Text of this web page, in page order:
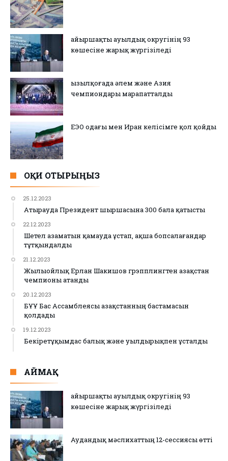
Қайыршақты ауылдық округінің 93
көшесіне жарық жүргізіледі
Қызылқоғада әлем және Азия
чемпиондары марапатталды
ЕЭО одағы мен Иран келісімге қол қойды
ОҚИ ОТЫРЫҢЫЗ
25.12.2023
Атырауда Президент шыршасына 300 бала қатысты
22.12.2023
Шетел азаматын қамауда ұстап, ақша бопсалағандар
тұтқындалды
21.12.2023
Жылыойлық Ерлан Шакишов грэпплингтен Қазақстан
чемпионы атанды
20.12.2023
БҰҰ Бас Ассамблеясы Қазақстанның бастамасын
қолдады
19.12.2023
Бекіретұқымдас балық және уылдырықпен ұсталды
АЙМАҚ
Қайыршақты ауылдық округінің 93
көшесіне жарық жүргізіледі
Аудандық мәслихаттың 12-сессиясы өтті